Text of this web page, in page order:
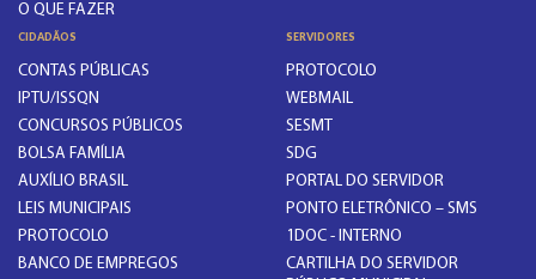
O QUE FAZER
CIDADÃOS
CONTAS PÚBLICAS
IPTU/ISSQN
CONCURSOS PÚBLICOS
BOLSA FAMÍLIA
AUXÍLIO BRASIL
LEIS MUNICIPAIS
PROTOCOLO
BANCO DE EMPREGOS
SERVIDORES
PROTOCOLO
WEBMAIL
SESMT
SDG
PORTAL DO SERVIDOR
PONTO ELETRÔNICO – SMS
1DOC - INTERNO
CARTILHA DO SERVIDOR